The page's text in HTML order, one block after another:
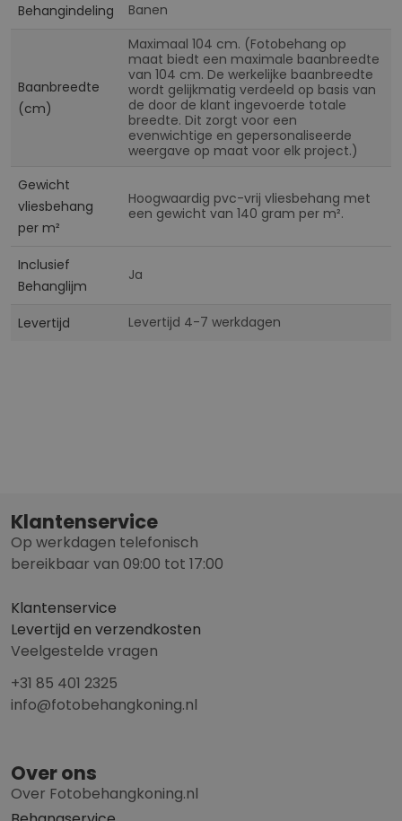
Behangindeling Banen
Baanbreedte
(cm)
Maximaal 104 cm. (Fotobehang op
maat biedt een maximale baanbreedte
van 104 cm. De werkelijke baanbreedte
wordt gelijkmatig verdeeld op basis van
de door de klant ingevoerde totale
breedte. Dit zorgt voor een
evenwichtige en gepersonaliseerde
weergave op maat voor elk project.)
Gewicht
vliesbehang
per m²
Hoogwaardig pvc-vrij vliesbehang met
een gewicht van 140 gram per m².
Inclusief
Behanglijm
Ja
Levertijd Levertijd 4-7 werkdagen
Klantenservice
Op werkdagen telefonisch
bereikbaar van 09:00 tot 17:00
Klantenservice
Levertijd en verzendkosten
Veelgestelde vragen
+31 85 401 2325
info@fotobehangkoning.nl
Over ons
Over Fotobehangkoning.nl